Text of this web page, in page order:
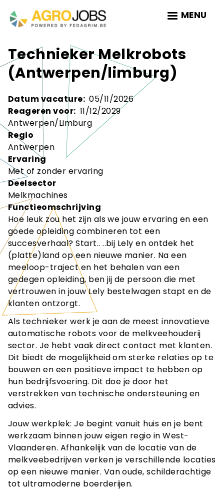
to
main
MENU
Technieker Melkrobots
(Antwerpen/limburg)
Datum vacature 05/11/2026
Reageren voor 11/12/2029
Antwerpen/Limburg
Regio
Antwerpen
Ervaring
Met of zonder ervaring
Deelsector
Melkmachines
Functieomschrijving
Hoe leuk zou het zijn als we jouw ervaring en een
goede opleiding combineren tot een
succesverhaal? Start.. ..bij Lely en ontdek het
(platte)land op een nieuwe manier. Na een
meeloop-traject en het behalen van een
gedegen opleiding, ben jij de persoon die met
vertrouwen in jouw Lely bestelwagen stapt en de
klanten ontzorgt.
Als technieker werk je aan de meest innovatieve
automatische robots voor de melkveehouderij
sector. Je hebt vaak direct contact met klanten.
Dit biedt de mogelijkheid om sterke relaties op te
bouwen en een positieve impact te hebben op
hun bedrijfsvoering. Dit doe je door het
verstrekken van technische ondersteuning en
advies.
Jouw werkplek: Je begint vanuit huis en je bent
werkzaam binnen jouw eigen regio in West-
Vlaanderen. Afhankelijk van de locatie van de
melkveebedrijven verken je verschillende locaties
op een nieuwe manier. Van oude, schilderachtige
tot ultramoderne boerderijen.